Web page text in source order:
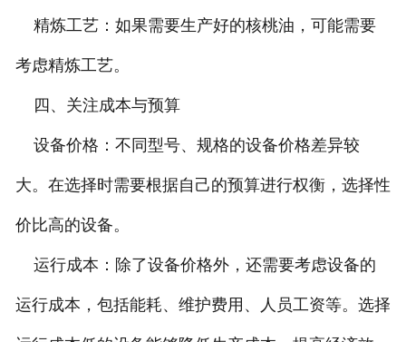
精炼工艺：如果需要生产好的核桃油，可能需要
考虑精炼工艺。
四、关注成本与预算
设备价格：不同型号、规格的设备价格差异较
大。在选择时需要根据自己的预算进行权衡，选择性
价比高的设备。
运行成本：除了设备价格外，还需要考虑设备的
运行成本，包括能耗、维护费用、人员工资等。选择